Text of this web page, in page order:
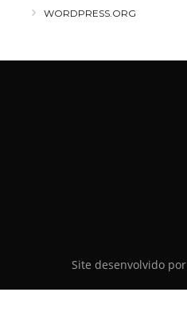
WORDPRESS.ORG
Site desenvolvido por